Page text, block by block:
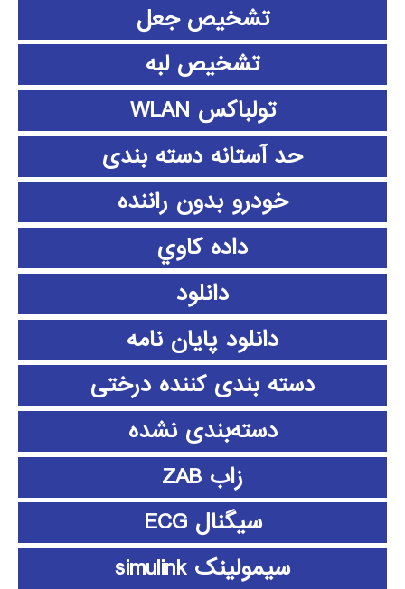
تشخیص جعل
تشخیص لبه
تولباکس WLAN
حد آستانه دسته بندی
خودرو بدون راننده
داده كاوي
دانلود
دانلود پايان نامه
دسته بندی کننده درختی
دسته‌بندی نشده
زاب ZAB
سیگنال ECG
سیمولینک simulink